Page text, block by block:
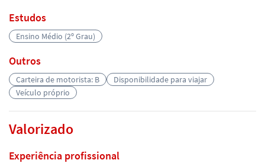
Estudos
Ensino Médio (2º Grau)
Outros
Carteira de motorista: B
Disponibilidade para viajar
Veículo próprio
Valorizado
Experiência profissional